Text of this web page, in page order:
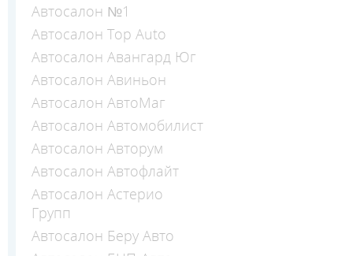
Автосалон №1
Автосалон Top Auto
Автосалон Авангард Юг
Автосалон Авиньон
Автосалон АвтоМаг
Автосалон Автомобилист
Автосалон Авторум
Автосалон Автофлайт
Автосалон Астерио
Групп
Автосалон Беру Авто